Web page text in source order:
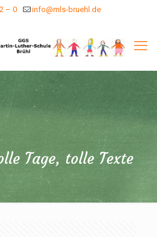
– 0 info@mls-bruehl.de
Tage, tolle Texte